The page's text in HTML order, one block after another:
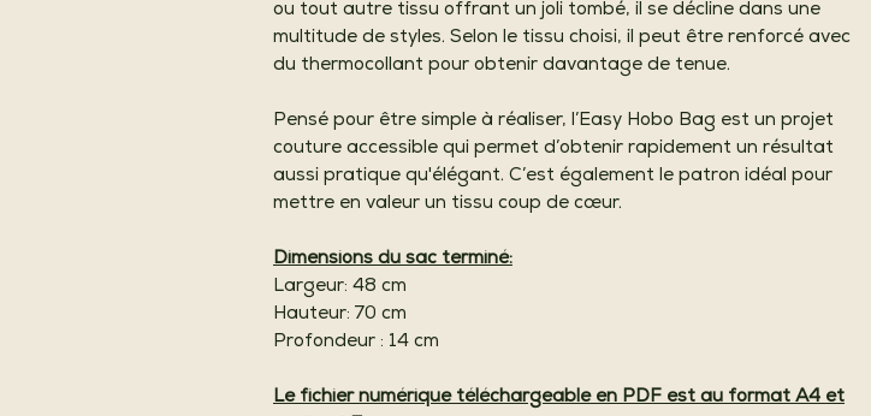
ou tout autre tissu offrant un joli tombé, il se décline dans une
multitude de styles. Selon le tissu choisi, il peut être renforcé avec
du thermocollant pour obtenir davantage de tenue.
Pensé pour être simple à réaliser, l’Easy Hobo Bag est un projet
couture accessible qui permet d’obtenir rapidement un résultat
aussi pratique qu'élégant. C’est également le patron idéal pour
mettre en valeur un tissu coup de cœur.
Dimensions du sac terminé:
Largeur: 48 cm
Hauteur: 70 cm
Profondeur : 14 cm
Le fichier numérique téléchargeable en PDF est au format A4 et